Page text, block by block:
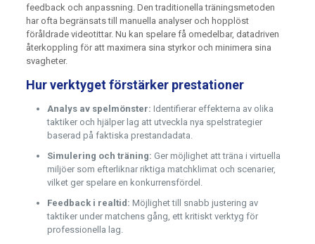
feedback och anpassning. Den traditionella träningsmetoden
har ofta begränsats till manuella analyser och hopplöst
föråldrade videotittar. Nu kan spelare få omedelbar, datadriven
återkoppling för att maximera sina styrkor och minimera sina
svagheter.
Hur verktyget förstärker prestationer
Analys av spelmönster: Identifierar effekterna av olika
taktiker och hjälper lag att utveckla nya spelstrategier
baserad på faktiska prestandadata.
Simulering och träning: Ger möjlighet att träna i virtuella
miljöer som efterliknar riktiga matchklimat och scenarier,
vilket ger spelare en konkurrensfördel.
Feedback i realtid: Möjlighet till snabb justering av
taktiker under matchens gång, ett kritiskt verktyg för
professionella lag.